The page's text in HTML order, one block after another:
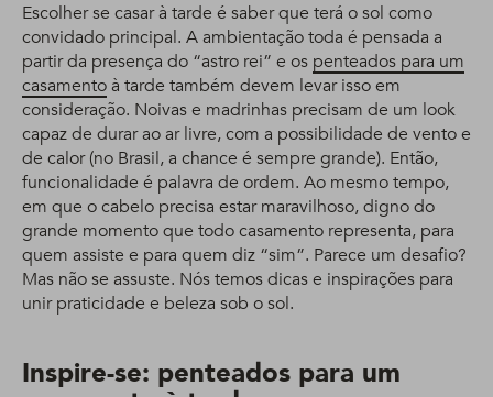
Escolher se casar à tarde é saber que terá o sol como
convidado principal. A ambientação toda é pensada a
partir da presença do “astro rei” e os penteados para um
casamentoà tarde também devem levar isso em
consideração. Noivas e madrinhas precisam de um look
capaz de durar ao ar livre, com a possibilidade de vento e
de calor (no Brasil, a chance é sempre grande). Então,
funcionalidade é palavra de ordem. Ao mesmo tempo,
em que o cabelo precisa estar maravilhoso, digno do
grande momento que todo casamento representa, para
quem assiste e para quem diz “sim”. Parece um desafio?
Mas não se assuste. Nós temos dicas e inspirações para
unir praticidade e beleza sob o sol.
Inspire-se: penteados para um